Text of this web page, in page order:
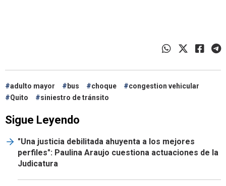
adulto mayor bus choque
congestion vehicular
Quito
siniestro de tránsito
Sigue Leyendo
"Una justicia debilitada ahuyenta a los mejores
perfiles": Paulina Araujo cuestiona actuaciones de la
Judicatura